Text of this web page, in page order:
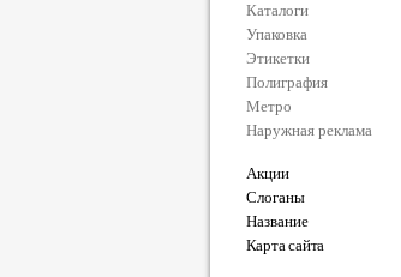
Каталоги
Упаковка
Этикетки
Полиграфия
Метро
Наружная реклама
Акции
Слоганы
Название
Карта сайта